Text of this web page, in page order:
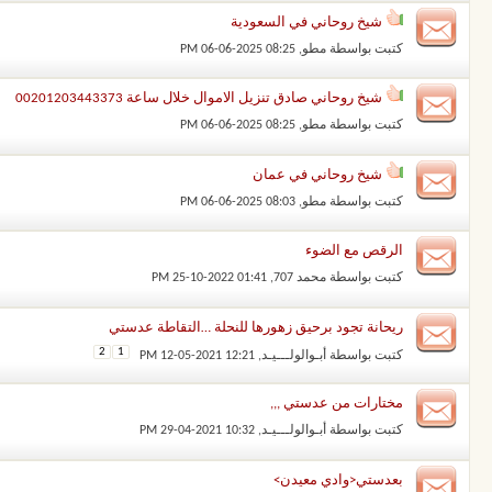
شيخ روحاني في السعودية
كتبت بواسطة مطو‏, 06-06-2025 08:25 PM
شيخ روحاني صادق تنزيل الاموال خلال ساعة 00201203443373
كتبت بواسطة مطو‏, 06-06-2025 08:25 PM
شيخ روحاني في عمان
كتبت بواسطة مطو‏, 06-06-2025 08:03 PM
الرقص مع الضوء
كتبت بواسطة محمد 707 ‏, 25-10-2022 01:41 PM
ريحانة تجود برحيق زهورها للنحلة …التقاطة عدستي
كتبت بواسطة أبـوالولـــيـد‏, 12-05-2021 12:21 PM
1
2
مختارات من عدستي ,,,
كتبت بواسطة أبـوالولـــيـد‏, 29-04-2021 10:32 PM
بعدستي<وادي معيدن>